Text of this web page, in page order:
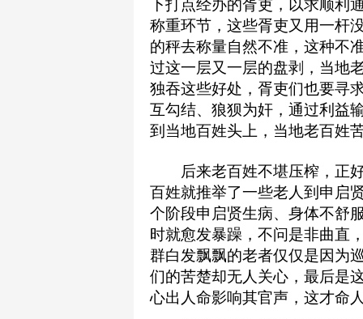
下打点经办的胥吏，以求顺利
称重环节，这些胥吏又用一杆
的秤去称量自然不准，这种不
过这一层又一层的盘剥，当地
独吞这些好处，胥吏们也要寻
互勾结、狼狈为奸，通过利益
到当地百姓头上，当地老百姓
后来老百姓不堪压榨，正好
百姓就推举了一些老人到申启
个阶段申启贤生病、身体不舒
时就愈发暴躁，不问是非曲直
群白发飘飘的老者仅仅是因为
们的苦楚却无人关心，最后是
心出人命影响其官声，这才命